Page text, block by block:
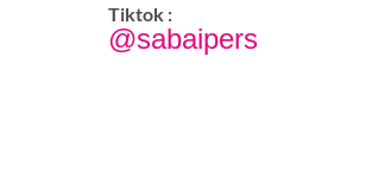
Tiktok :
@sabaipers